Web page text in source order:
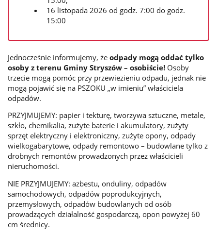
16 listopada 2026 od godz. 7:00 do godz.
15:00
Jednocześnie informujemy, że odpady mogą oddać tylko
osoby z terenu Gminy Stryszów – osobiście!Osoby
trzecie mogą pomóc przy przewiezieniu odpadu, jednak nie
mogą pojawić się na PSZOKU „w imieniu” właściciela
odpadów.
PRZYJMUJEMY: papier i tekturę, tworzywa sztuczne, metale,
szkło, chemikalia, zużyte baterie i akumulatory, zużyty
sprzęt elektryczny i elektroniczny, zużyte opony, odpady
wielkogabarytowe, odpady remontowo – budowlane tylko z
drobnych remontów prowadzonych przez właścicieli
nieruchomości.
NIE PRZYJMUJEMY: azbestu, onduliny, odpadów
samochodowych, odpadów poprodukcyjnych,
przemysłowych, odpadów budowlanych od osób
prowadzących działalność gospodarczą, opon powyżej 60
cm średnicy.